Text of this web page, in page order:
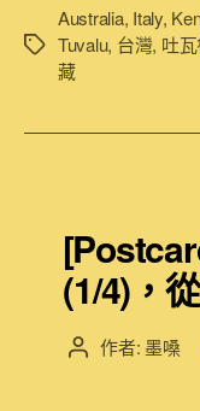
標
Australia, Italy,
Tuvalu, 台灣, 吐
藏
(1/4)，
文 作者: 墨嗓